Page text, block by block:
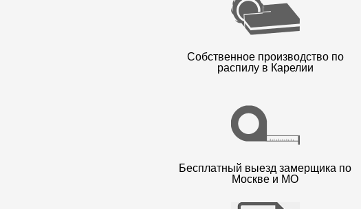
Собственное производство по
распилу в Карелии
Бесплатный выезд замерщика по
Москве и МО